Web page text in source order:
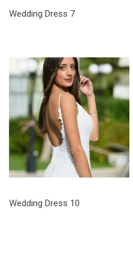
Wedding Dress 7
Wedding Dress 10